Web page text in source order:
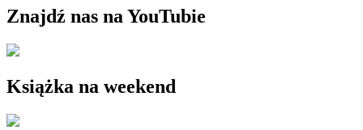
Znajdź nas na YouTubie
Książka na weekend